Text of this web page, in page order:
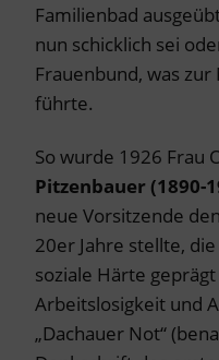
Familienbad
nun schicklich sei
Frauenbund, was
führte.
So wurde 1926 Frau
Pitzenbauer (1890-
neue Vorsitzende
20er Jahre stellte,
soziale Härte
Arbeitslosigkeit und
„Dachauer Not“